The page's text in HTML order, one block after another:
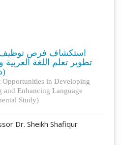
استكشاف فرص توظيف
تطوير تعلم اللغة العربية
in Developing
Enhancing Language
Study)
Dr. Sheikh Shafiqur